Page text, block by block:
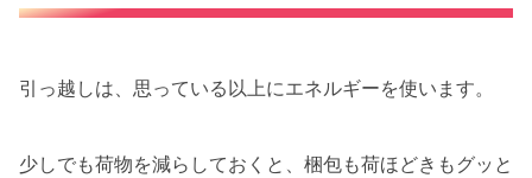
引っ越しは、思っている以上にエネルギーを使います。
少しでも荷物を減らしておくと、梱包も荷ほどきもグッと